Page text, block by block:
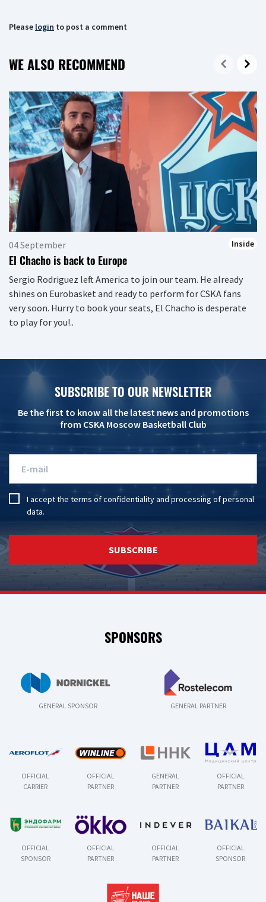
Please login to post a comment
WE ALSO RECOMMEND
04 September Inside
El Chacho is back to Europe
Sergio Rodriguez left America to join our team. He already
shines on Eurobasket and ready to perform for CSKA fans
very soon. Hurry to book your seats, El Chacho is desperate
to play for you!..
SUBSCRIBE TO OUR NEWSLETTER
Be the first to know all the latest news and promotions
from CSKA Moscow Basketball Club
I accept the terms of confidentialityandprocessing of personal
data.
SUBSCRIBE
SPONSORS
GENERAL SPONSOR GENERAL PARTNER
OFFICIAL
CARRIER
OFFICIAL
PARTNER
GENERAL
PARTNER
OFFICIAL
PARTNER
OFFICIAL
SPONSOR
OFFICIAL
PARTNER
OFFICIAL
PARTNER
OFFICIAL
SPONSOR